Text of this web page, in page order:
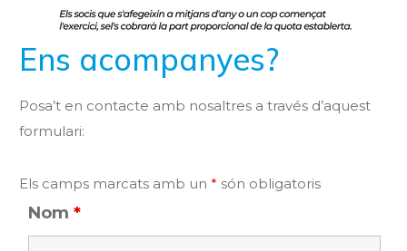
Ens acompanyes?
Posa’t en contacte amb nosaltres a través d’aquest
formulari:
Els camps marcats amb un * són obligatoris
Nom *